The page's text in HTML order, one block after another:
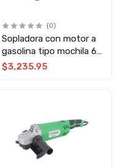
(0)
Sopladora con motor a
gasolina tipo mochila 65
CC 13235 Adir
$3,235.95